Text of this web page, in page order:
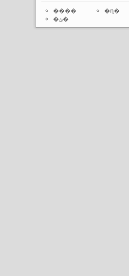
����
�ղ�
�ݵ�